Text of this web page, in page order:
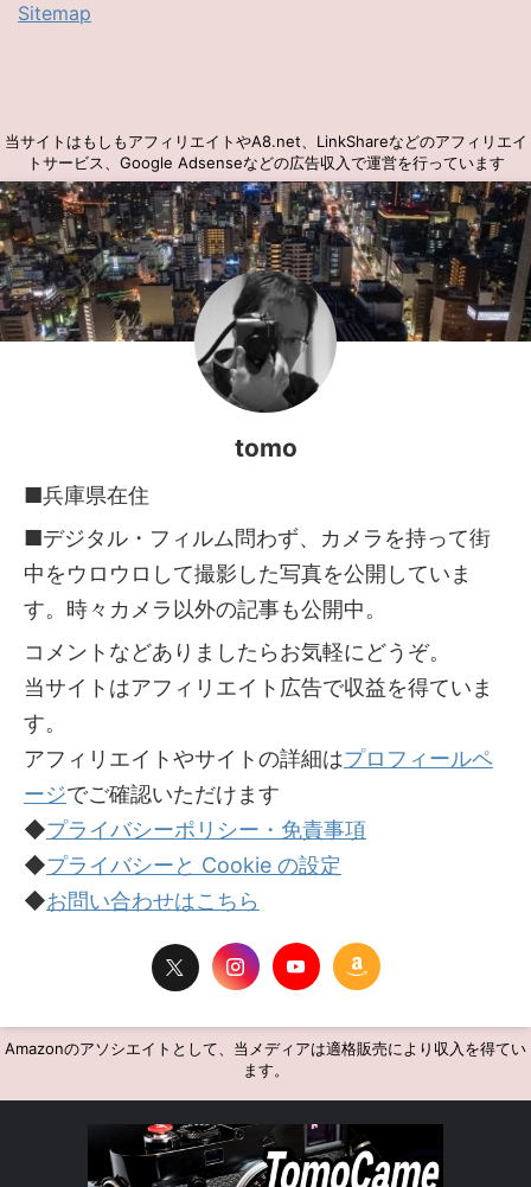
Sitemap
当サイトはもしもアフィリエイトやA8.net、LinkShareなどのアフィリエイ
トサービス、Google Adsenseなどの広告収入で運営を行っています
tomo
■兵庫県在住
■デジタル・フィルム問わず、カメラを持って街
中をウロウロして撮影した写真を公開していま
す。時々カメラ以外の記事も公開中。
コメントなどありましたらお気軽にどうぞ。
当サイトはアフィリエイト広告で収益を得ていま
す。
アフィリエイトやサイトの詳細はプロフィールペ
ージでご確認いただけます
◆プライバシーポリシー・免責事項
◆プライバシーと Cookie の設定
◆お問い合わせはこちら
Amazonのアソシエイトとして、当メディアは適格販売により収入を得てい
ます。